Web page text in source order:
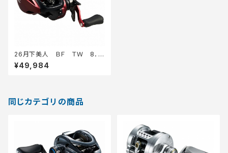
26月下美人 ＢＦ ＴＷ 8．5
Ｌ ＰＥ
¥49,984
同じカテゴリの商品